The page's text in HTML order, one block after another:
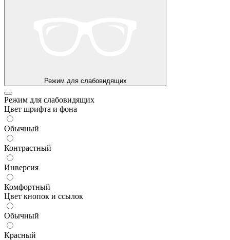
Режим для слабовидящих
Режим для слабовидящих
Цвет шрифта и фона
Обычный
Контрастный
Инверсия
Комфортный
Цвет кнопок и ссылок
Обычный
Красный